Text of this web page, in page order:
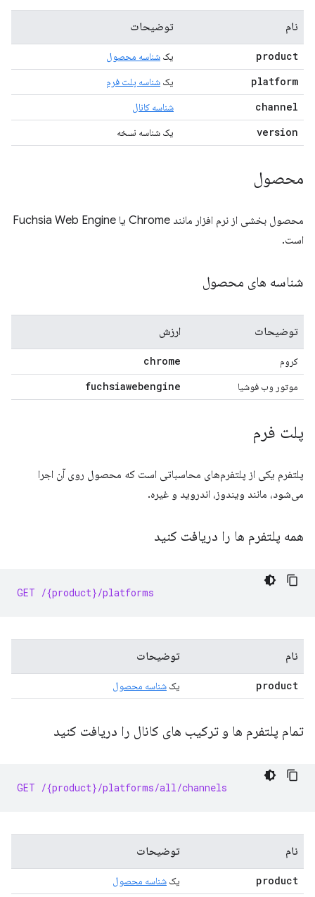
نام توضیحات
product یک شناسه محصول
platform یک شناسه پلت فرم
channel شناسه کانال
version یک شناسه نسخه
محصول
محصول بخشی از نرم افزار مانند Chrome یا Fuchsia Web Engine
است.
شناسه های محصول
توضیحات ارزش
کروم chrome
موتور وب فوشیا fuchsiawebengine
پلت فرم
پلتفرم یکی از پلتفرم‌های محاسباتی است که محصول روی آن اجرا
می‌شود، مانند ویندوز، اندروید و غیره.
همه پلتفرم ها را دریافت کنید
GET /{product}/platforms
نام توضیحات
product یک شناسه محصول
تمام پلتفرم ها و ترکیب های کانال را دریافت کنید
GET /{product}/platforms/all/channels
نام توضیحات
product یک شناسه محصول